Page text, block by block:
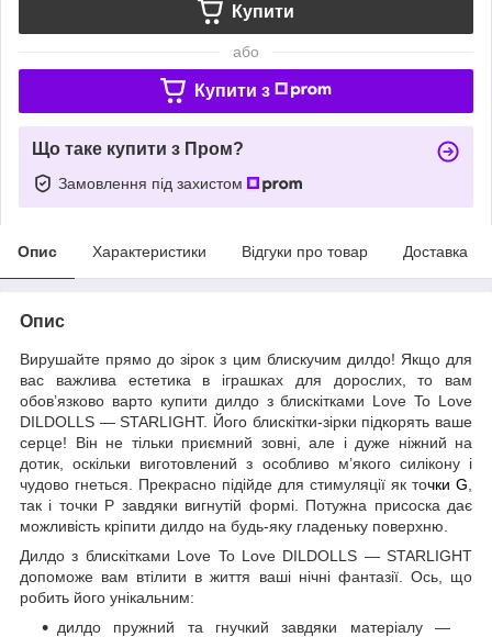
Купити
або
Купити з
Що таке купити з Пром?
Замовлення під захистом
Опис Характеристики Відгуки про товар Доставка
Опис
Вирушайте прямо до зірок з цим блискучим дилдо! Якщо для
вас важлива естетика в іграшках для дорослих, то вам
обов’язково варто купити дилдо з блискітками Love To Love
DILDOLLS — STARLIGHT. Його блискітки-зірки підкорять ваше
серце! Він не тільки приємний зовні, але і дуже ніжний на
дотик, оскільки виготовлений з особливо м’якого силікону і
чудово гнеться. Прекрасно підійде для стимуляції як точки G
так і точки P завдяки вигнутій формі. Потужна присоска дає
можливість кріпити дилдо на будь-яку гладеньку поверхню.
Дилдо з блискітками Love To Love DILDOLLS — STARLIGHT
допоможе вам втілити в життя ваші нічні фантазії. Ось, що
робить його унікальним:
дилдо пружний та гнучкий завдяки матеріалу —